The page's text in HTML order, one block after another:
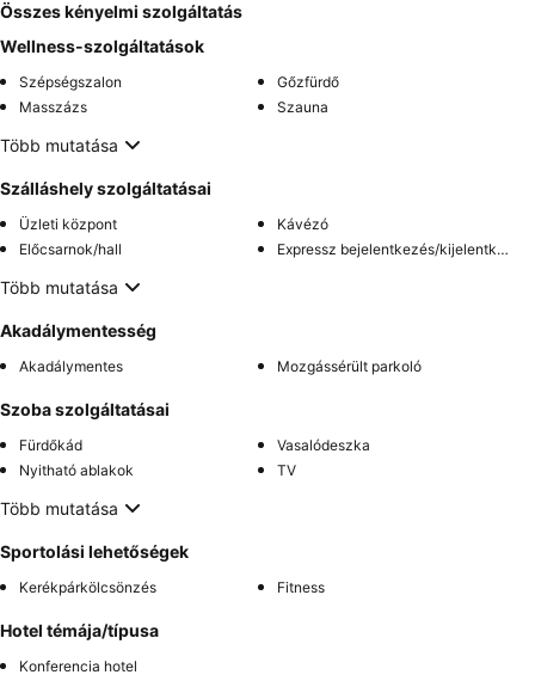
Összes kényelmi szolgáltatás
Wellness-szolgáltatások
Szépségszalon
Gőzfürdő
Masszázs
Szauna
Több mutatása
Szálláshely szolgáltatásai
Üzleti központ
Kávézó
Előcsarnok/hall
Expressz bejelentkezés/kijelentkezés
Több mutatása
Akadálymentesség
Akadálymentes Mozgássérült parkoló
Szoba szolgáltatásai
Fürdőkád
Vasalódeszka
Nyitható ablakok
TV
Több mutatása
Sportolási lehetőségek
Kerékpárkölcsönzés Fitness
Hotel témája/típusa
Konferencia hotel